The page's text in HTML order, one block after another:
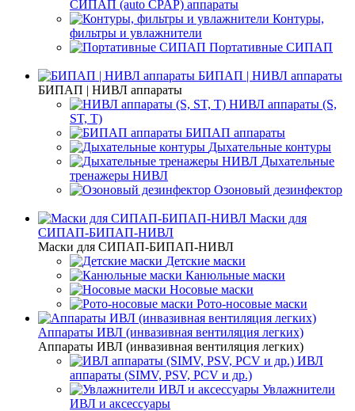
СИПАП (auto CPAP) аппараты
Контуры,
фильтры и увлажнители
Портативные СИПАП
БИПАП | НИВЛ аппараты
БИПАП | НИВЛ аппараты
НИВЛ аппараты (S,
ST, T)
БИПАП аппараты
Дыхательные контуры
Дыхательные
тренажеры НИВЛ
Озоновый дезинфектор
Маски для
СИПАП-БИПАП-НИВЛ
Маски для СИПАП-БИПАП-НИВЛ
Детские маски
Канюльные маски
Носовые маски
Рото-носовые маски
Аппараты ИВЛ (инвазивная вентиляция легких)
Аппараты ИВЛ (инвазивная вентиляция легких)
ИВЛ
аппараты (SIMV, PSV, PCV и др.)
Увлажнители
ИВЛ и аксессуары